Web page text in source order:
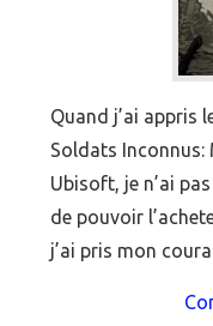
Quand j’ai appris
Soldats Inconnus:
Ubisoft, je n’ai
de pouvoir
j’ai pris mon